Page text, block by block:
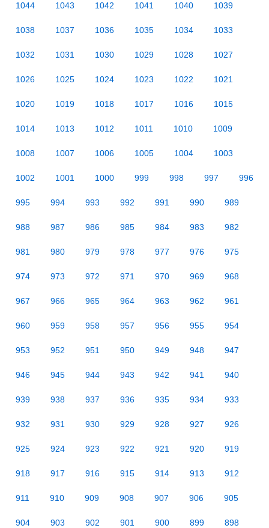
1044 1043 1042 1041 1040 1039
1038 1037 1036 1035 1034 1033
1032 1031 1030 1029 1028 1027
1026 1025 1024 1023 1022 1021
1020 1019 1018 1017 1016 1015
1014 1013 1012 1011 1010 1009
1008 1007 1006 1005 1004 1003
1002 1001 1000 999 998 997 996
995 994 993 992 991 990 989
988 987 986 985 984 983 982
981 980 979 978 977 976 975
974 973 972 971 970 969 968
967 966 965 964 963 962 961
960 959 958 957 956 955 954
953 952 951 950 949 948 947
946 945 944 943 942 941 940
939 938 937 936 935 934 933
932 931 930 929 928 927 926
925 924 923 922 921 920 919
918 917 916 915 914 913 912
911 910 909 908 907 906 905
904 903 902 901 900 899 898